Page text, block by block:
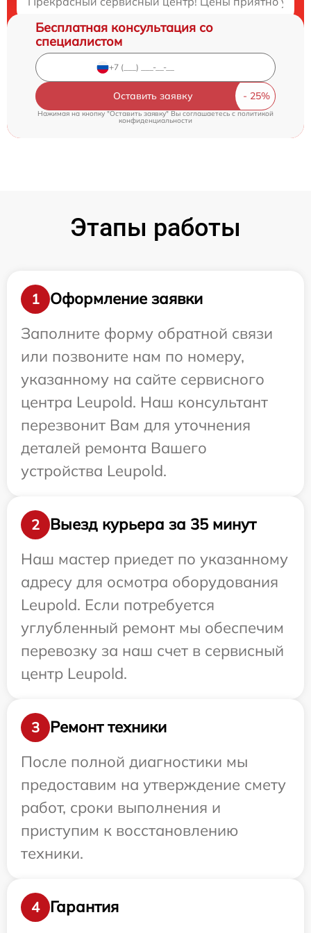
Бесплатная консультация со
специалистом
Оставить заявку
Нажимая на кнопку "Оставить заявку" Вы соглашаетесь cполитикой
конфиденциальности
Этапы работы
1
Оформление заявки
Заполните форму обратной связи
или позвоните нам по номеру,
указанному на сайте сервисного
центра Leupold. Наш консультант
перезвонит Вам для уточнения
деталей ремонта Вашего
устройства Leupold.
2
Выезд курьера за 35 минут
Наш мастер приедет по указанному
адресу для осмотра оборудования
Leupold. Если потребуется
углубленный ремонт мы обеспечим
перевозку за наш счет в сервисный
центр Leupold.
3
Ремонт техники
После полной диагностики мы
предоставим на утверждение смету
работ, сроки выполнения и
приступим к восстановлению
техники.
4
Гарантия